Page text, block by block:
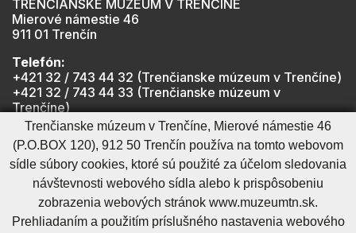
TRENČIANSKE MÚZEUM V TRENČÍNE
Mierové námestie 46
911 01 Trenčín
Telefón:
+421 32 / 743 44 32 (Trenčianske múzeum v Trenčíne)
+421 32 / 743 44 33 (Trenčianske múzeum v
Trenčíne)
+421 901 918 825 (Trenčiansky hrad - informátor -
počas otváracích hodín hradu)
Mapa stránkyRSSCookies nastavenieOchrana osobných údajov
Cookies - viac informáciíVyhlásenie o prístupnosti
Technický prevádzkovateľSprávca obsahu
Trenčianske múzeum v Trenčíne, Mierové námestie 46
(P.O.BOX 120), 912 50 Trenčín používa na tomto webovom
sídle súbory cookies, ktoré sú použité za účelom sledovania
návštevnosti webového sídla alebo k prispôsobeniu
zobrazenia webových stránok www.muzeumtn.sk.
Prehliadaním a použitím príslušného nastavenia webového